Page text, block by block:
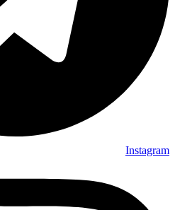
Instagram